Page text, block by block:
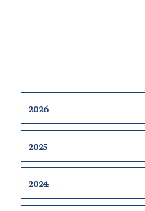
2026
2025
2024